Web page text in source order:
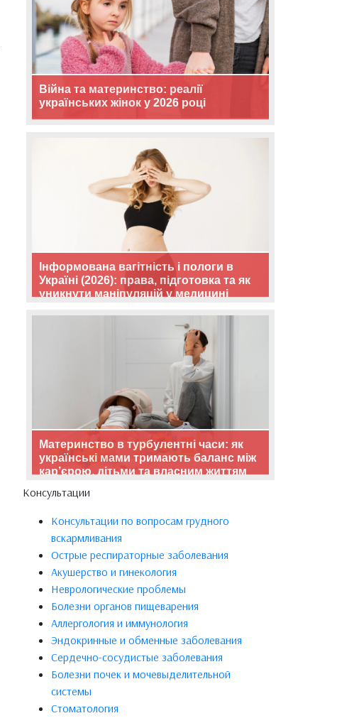
Війна та материнство: реалії
українських жінок у 2026 році
Інформована вагітність і пологи в
Україні (2026): права, підготовка та як
уникнути маніпуляцій у медицині
Материнство в турбулентні часи: як
українські мами тримають баланс між
кар’єрою, дітьми та власним життям
Консультации
Консультации по вопросам грудного
вскармливания
Острые респираторные заболевания
Акушерство и гинекология
Неврологические проблемы
Болезни органов пищеварения
Аллергология и иммунология
Эндокринные и обменные заболевания
Сердечно-сосудистые заболевания
Болезни почек и мочевыделительной
системы
Стоматология